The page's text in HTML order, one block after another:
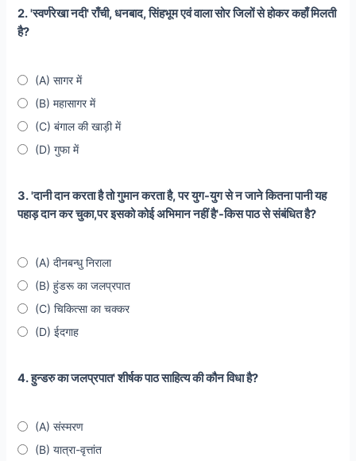
2. 'स्वर्णरेखा नदी' राँची, धनबाद, सिंहभूम एवं वाला सोर जिलों से होकर कहाँ मिलती
है?
(A) सागर में
(B) महासागर में
(C) बंगाल की खाड़ी में
(D) गुफा में
3. 'दानी दान करता है तो गुमान करता है, पर युग-युग से न जाने कितना पानी यह
पहाड़ दान कर चुका,पर इसको कोई अभिमान नहीं है'-किस पाठ से संबंधित है?
(A) दीनबन्धु निराला
(B) हुंडरू का जलप्रपात
(C) चिकित्सा का चक्कर
(D) ईदगाह
4. हुन्डरु का जलप्रपात' शीर्षक पाठ साहित्य की कौन विधा है?
(A) संस्मरण
(B) यात्रा-वृत्तांत